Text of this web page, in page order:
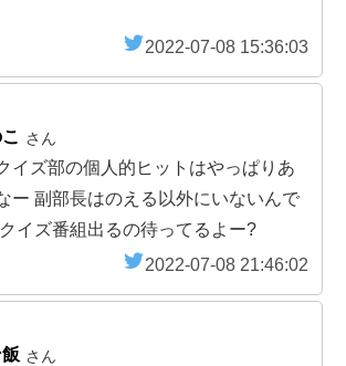
2022-07-08 15:36:03
さん
イズ部の個人的ヒットはやっぱりあ
ー 副部長はのえる以外にいないんで
イズ番組出るの待ってるよー?
2022-07-08 21:46:02
さん